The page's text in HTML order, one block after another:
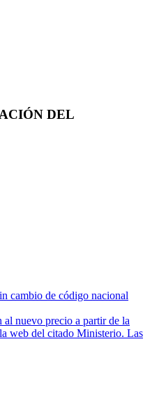
DEL
cambio de código nacional
nuevo precio a partir de la
web del citado Ministerio. Las